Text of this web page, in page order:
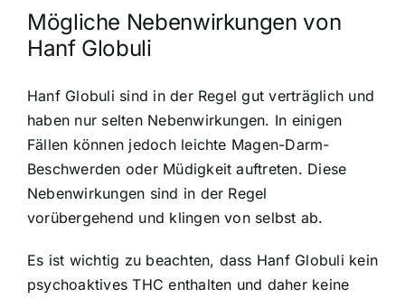
Mögliche Nebenwirkungen von
Hanf Globuli
Hanf Globuli sind in der Regel gut verträglich und
haben nur selten Nebenwirkungen. In einigen
Fällen können jedoch leichte Magen-Darm-
Beschwerden oder Müdigkeit auftreten. Diese
Nebenwirkungen sind in der Regel
vorübergehend und klingen von selbst ab.
Es ist wichtig zu beachten, dass Hanf Globuli kein
psychoaktives THC enthalten und daher keine